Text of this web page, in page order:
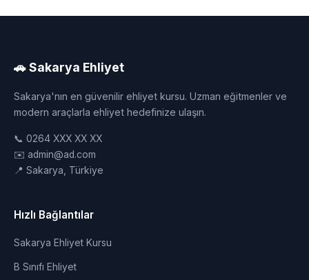
🚗 Sakarya Ehliyet
Sakarya'nın en güvenilir ehliyet kursu. Uzman eğitmenler ve
modern araçlarla ehliyet hedefinize ulaşın.
📞 0264 XXX XX XX
✉️ admin@ad.com
📍 Sakarya, Türkiye
Hızlı Bağlantılar
Sakarya Ehliyet Kursu
B Sınıfı Ehliyet